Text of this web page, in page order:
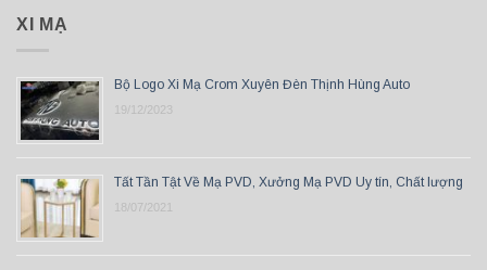
XI MẠ
Bộ Logo Xi Mạ Crom Xuyên Đèn Thịnh Hùng Auto
19/12/2023
Tất Tần Tật Về Mạ PVD, Xưởng Mạ PVD Uy tín, Chất lượng
18/07/2021